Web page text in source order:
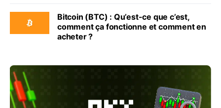
Bitcoin (BTC) : Qu’est-ce que c’est,
comment ça fonctionne et comment en
acheter ?